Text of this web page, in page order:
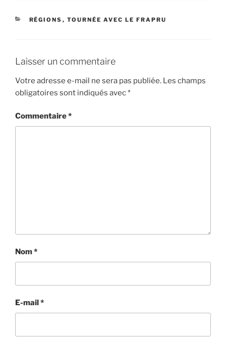
CATÉGORIES
RÉGIONS , TOURNÉE AVEC LE FRAPRU
Laisser un commentaire
Votre adresse e-mail ne sera pas publiée. Les champs
obligatoires sont indiqués avec*
Commentaire*
Nom*
E-mail *